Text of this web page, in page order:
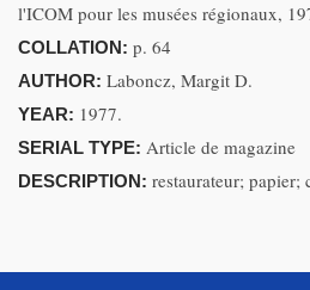
l'ICOM pour les musées régionaux,
COLLATION: p. 64
AUTHOR: Laboncz, Margit D.
YEAR: 1977.
SERIAL TYPE: Article de magazine
DESCRIPTION: restaurateur; papier;